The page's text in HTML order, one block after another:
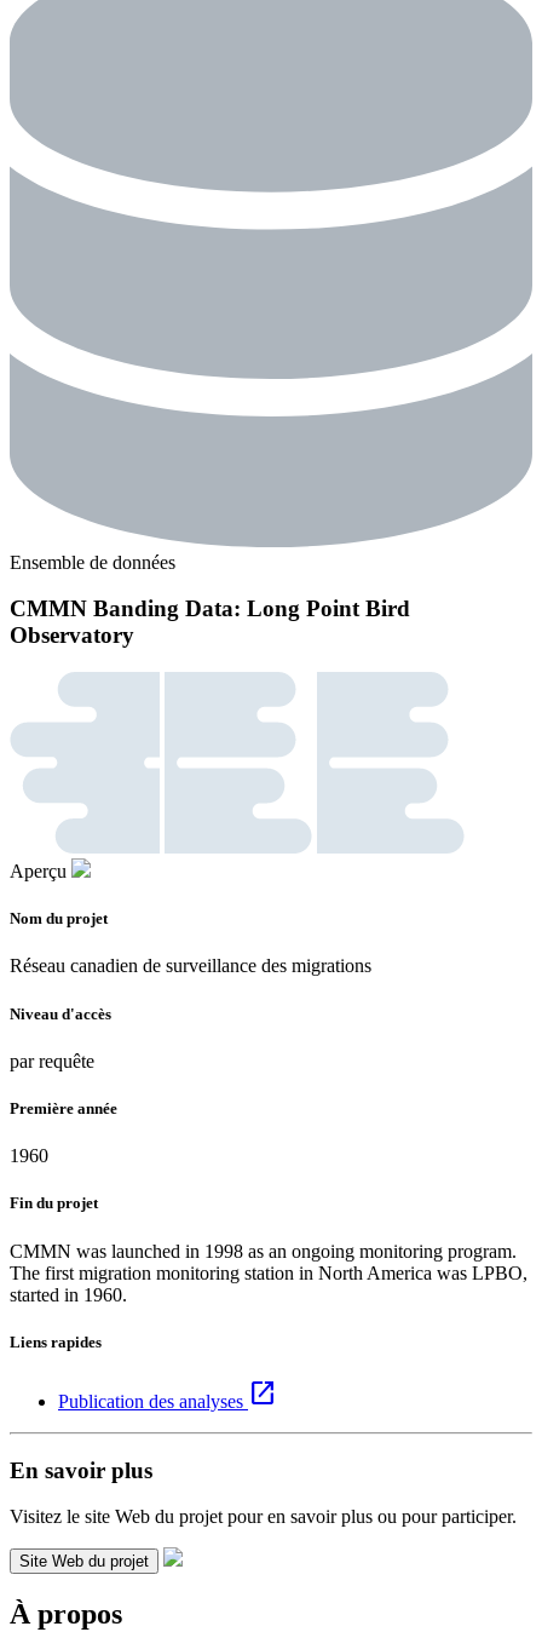
Ensemble de données
CMMN Banding Data: Long Point Bird
Observatory
Aperçu
Nom du projet
Réseau canadien de surveillance des migrations
Niveau d'accès
par requête
Première année
1960
Fin du projet
CMMN was launched in 1998 as an ongoing monitoring program.
The first migration monitoring station in North America was LPBO,
started in 1960.
Liens rapides
Publication des analyses open_in_new
En savoir plus
Visitez le site Web du projet pour en savoir plus ou pour participer.
Site Web du projet
À propos